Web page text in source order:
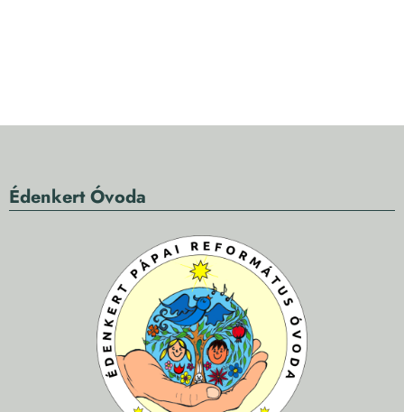
Édenkert Óvoda